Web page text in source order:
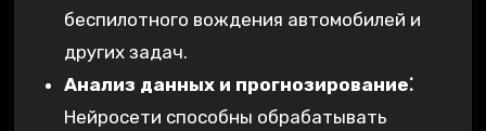
беспилотного вождения автомобилей и
других задач.
Анализ данных и прогнозирование⁚
Нейросети способны обрабатывать